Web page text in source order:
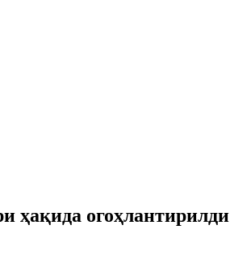
ҳақида огоҳлантирилди